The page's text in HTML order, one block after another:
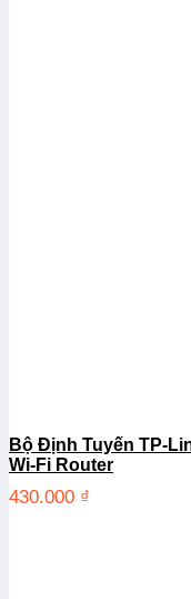
Bộ Định Tuyến TP-
Wi-Fi Router
430.000 ₫